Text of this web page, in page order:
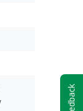
Feedback